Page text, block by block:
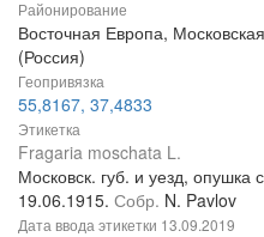
Районирование
Восточная Европа,
(Россия)
Геопривязка
55,8167, 37,4833
Этикетка
Fragaria moschata L.
Московск. губ. и уезд, опушка
19.06.1915. Собр. N. Pavlov
Дата ввода этикетки 13.09.2019